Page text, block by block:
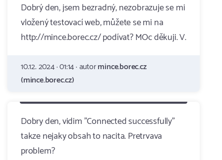
Dobrý den, jsem bezradný, nezobrazuje se mi
vložený testovací web, můžete se mi na
http://mince.borec.cz/ podívat? MOc děkuji. V.
10.12. 2024 · 01:14 · autormince.borec.cz
(mince.borec.cz)
Dobry den, vidim "Connected successfully"
takze nejaky obsah to nacita. Pretrvava
problem?